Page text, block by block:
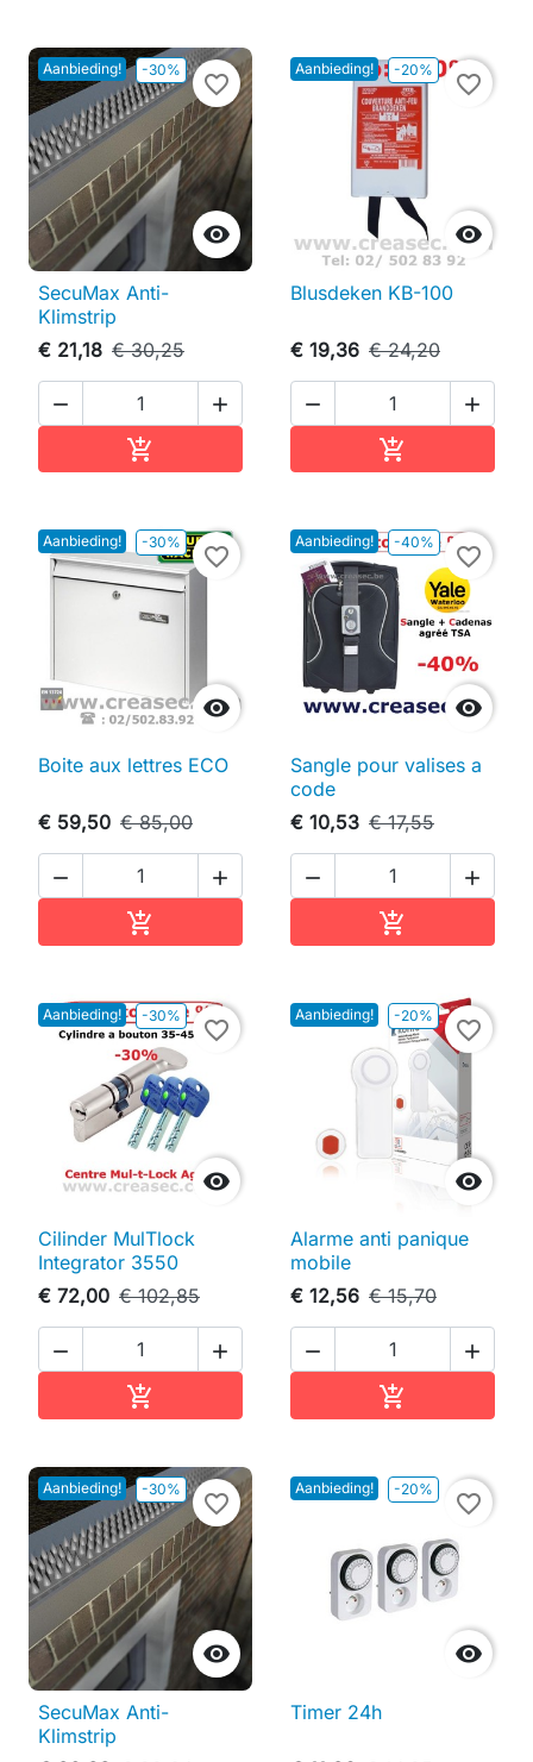
Aanbieding! -30%

favorite_border
SecuMax Anti-
Klimstrip
€ 21,18 € 30,25
 

Aanbieding! -20%

favorite_border
Blusdeken KB-100
€ 19,36 € 24,20
 

Aanbieding! -30%

favorite_border
Boite aux lettres ECO
€ 59,50 € 85,00
 

Aanbieding! -40%

favorite_border
Sangle pour valises a
code
€ 10,53 € 17,55
 

Aanbieding! -30%

favorite_border
Cilinder MulTlock
Integrator 3550
€ 72,00 € 102,85
 

Aanbieding! -20%

favorite_border
Alarme anti panique
mobile
€ 12,56 € 15,70
 

Aanbieding! -30%

favorite_border
SecuMax Anti-
Klimstrip
Aanbieding! -20%

favorite_border
Timer 24h